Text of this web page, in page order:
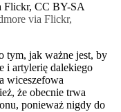
Flickr, CC BY-SA
via Flickr,
tym, jak ważne jest, by
i artylerię dalekiego
wiceszefowa
że obecnie trwa
ponieważ nigdy do